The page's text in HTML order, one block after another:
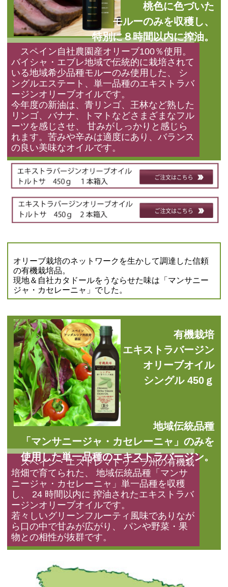
桃色に色づいた
モルーのみを収穫し、
特別に８時間以内に搾油。
スペイン自社農園産オリーブ100％使用。
バイシャ・エブレ地域で伝統的に栽培されて
いる地域希少品種モルーのみ使用した、 シ
ングルエステート、単一品種のエキストラバ
ージンオリーブオイルです。
今年度の新油は、青リンゴ、王林など熟した
リンゴ、バナナ、トマトなどさまざまなフル
ーツを感じさせ、 甘みがしっかりと感じら
れます。苦みや辛みは適度にあり、バランス
の良い美味なオイルです。
オリーブ栽培のネットワークを生かして調達した信頼
の有機栽培品。
現地＆自社カタドールをうならせた味は「マンサニー
ジャ・カセレーニャ」でした。
有機栽培
エキストラバージン
オリーブオイル
シングル 450ｇ
地域伝統品種
「マンサニージャ・カセレーニャ」のみを
使用した単一品種のエキストラバージン。
スペイン・エストレマドゥーラ州の有機栽
培畑で育てられた、 地域伝統品種「マンサ
ニージャ・カセレーニャ」単一品種を収穫
し、 24 時間以内に 搾油されたエキストラバ
ージンオリーブオイルです。
若々しいグリーンフルーティ風味でありなが
ら口の中で甘みが広がり、 パンや野菜・果
物との相性が抜群です。